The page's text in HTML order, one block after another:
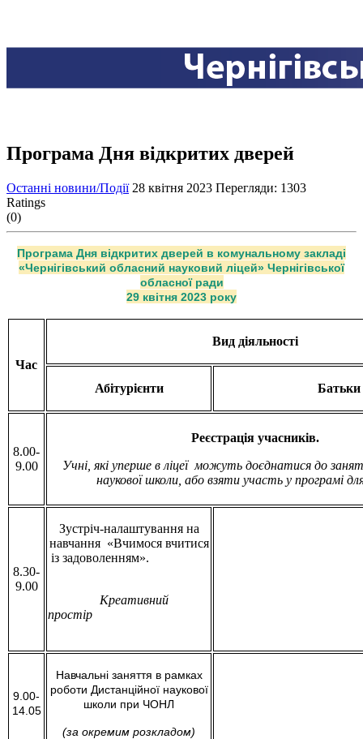
Програма Дня відкритих дверей
Останні новини/Події 28 квітня 2023 Перегляди: 1303
Ratings
(0)
Програма Дня відкритих дверей в комунальному закладі
«Чернігівський обласний науковий ліцей» Чернігівської
обласної ради
29 квітня 2023 року
Час
Вид діяльності
Абітурієнти Батьки
8.00-
9.00
Реєстрація учасників.
Учні, які уперше в ліцеї можуть доєднатися до
наукової школи, або взяти участь у програмі
8.30-
9.00
Зустріч-налаштування на
навчання «Вчимося вчитися
із задоволенням».
Креативний
простір
9.00-
14.05
Навчальні заняття в рамках
роботи Дистанційної наукової
школи при ЧОНЛ
(за окремим розкладом)